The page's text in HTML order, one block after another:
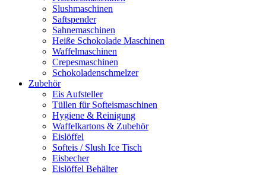
Slushmaschinen
Saftspender
Sahnemaschinen
Heiße Schokolade Maschinen
Waffelmaschinen
Crepesmaschinen
Schokoladenschmelzer
Zubehör
Eis Aufsteller
Tüllen für Softeismaschinen
Hygiene & Reinigung
Waffelkartons & Zubehör
Eislöffel
Softeis / Slush Ice Tisch
Eisbecher
Eislöffel Behälter